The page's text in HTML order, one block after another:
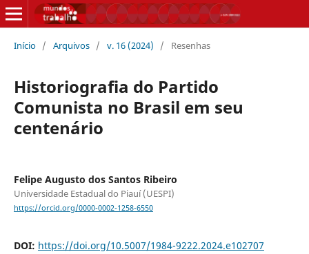
Início / Arquivos / v. 16 (2024) / Resenhas
Historiografia do Partido
Comunista no Brasil em seu
centenário
Felipe Augusto dos Santos Ribeiro
Universidade Estadual do Piauí (UESPI)
https://orcid.org/0000-0002-1258-6550
DOI: https://doi.org/10.5007/1984-9222.2024.e102707